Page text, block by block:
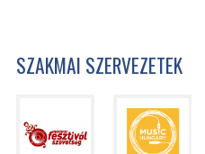
SZAKMAI SZERVEZETEK